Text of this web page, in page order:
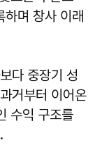
며 창사 이래
다 중장기 성
거부터 이어온
수익 구조를